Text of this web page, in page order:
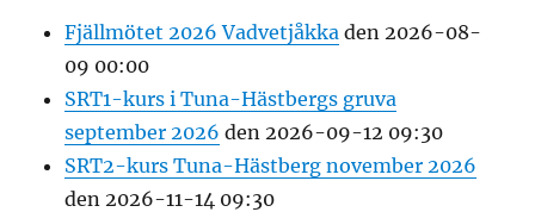
Fjällmötet 2026 Vadvetjåkka den 2026-08-
09 00:00
SRT1-kurs i Tuna-Hästbergs gruva
september 2026 den 2026-09-12 09:30
SRT2-kurs Tuna-Hästberg november 2026
den 2026-11-14 09:30